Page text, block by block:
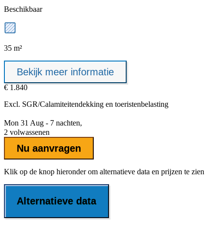
Beschikbaar
35 m²
Bekijk meer informatie
€ 1.840
Excl. SGR/Calamiteitendekking en toeristenbelasting
Mon 31 Aug - 7 nachten,
2 volwassenen
Nu aanvragen
Klik op de knop hieronder om alternatieve data en prijzen te zien
Alternatieve data